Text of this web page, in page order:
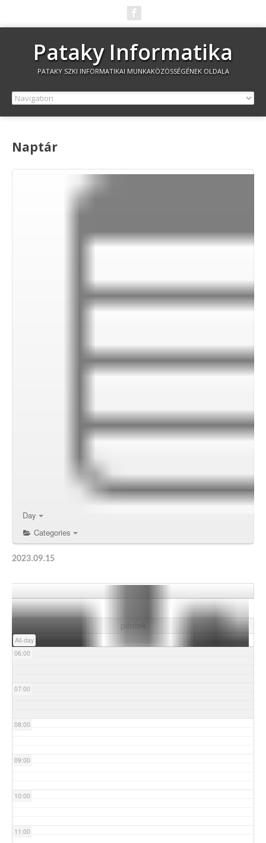
Pataky Informatika
PATAKY SZKI INFORMATIKAI MUNKAKÖZÖSSÉGÉNEK OLDALA
Naptár
Day
Categories
2023.09.15
péntek
All-day
02:00
03:00
04:00
05:00
06:00
07:00
08:00
09:00
10:00
11:00